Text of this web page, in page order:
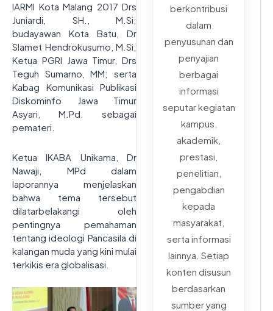
IARMI Kota Malang 2017 Drs
Juniardi, SH., M.Si;
budayawan Kota Batu, Dr
Slamet Hendrokusumo, M.Si;
Ketua PGRI Jawa Timur, Drs
Teguh Sumarno, MM; serta
Kabag Komunikasi Publikasi
Diskominfo Jawa Timur
Asyari, M.Pd. sebagai
pemateri.
Ketua IKABA Unikama, Dr
Nawaji, MPd dalam
laporannya menjelaskan
bahwa tema tersebut
dilatarbelakangi oleh
pentingnya pemahaman
tentang ideologi Pancasila di
kalangan muda yang kini mulai
terkikis era globalisasi.
berkontribusi
dalam
penyusunan dan
penyajian
berbagai
informasi
seputar kegiatan
kampus,
akademik,
prestasi,
penelitian,
pengabdian
kepada
masyarakat,
serta informasi
lainnya. Setiap
konten disusun
berdasarkan
sumber yang